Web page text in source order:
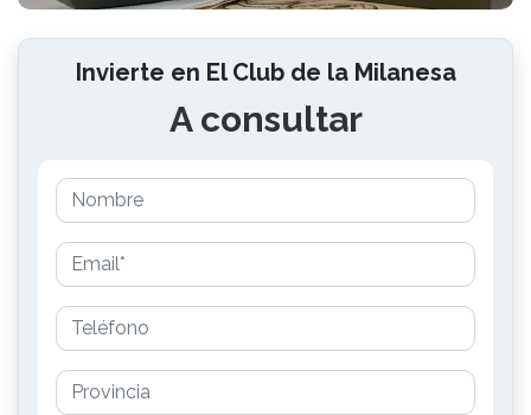
Invierte en El Club de la Milanesa
A consultar